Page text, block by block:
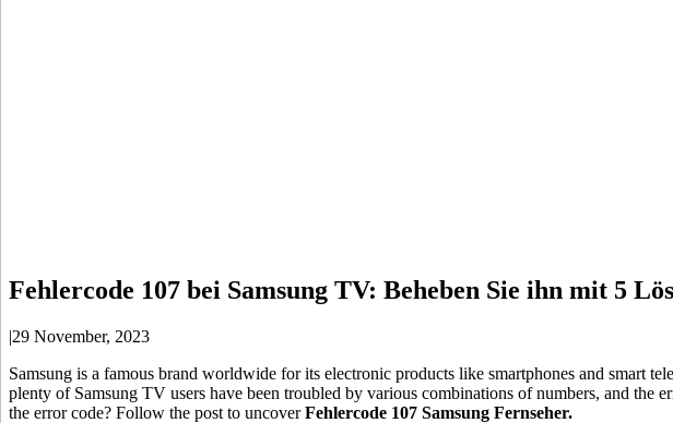
Fehlercode 107 bei Samsung TV: Beheben Sie ihn mit 5
|29 November, 2023
Samsung is a famous brand worldwide for its electronic products like smartphones and smart
plenty of Samsung TV users have been troubled by various combinations of numbers, and the
the error code? Follow the post to uncoverFehlercode 107 Samsung Fernseher.